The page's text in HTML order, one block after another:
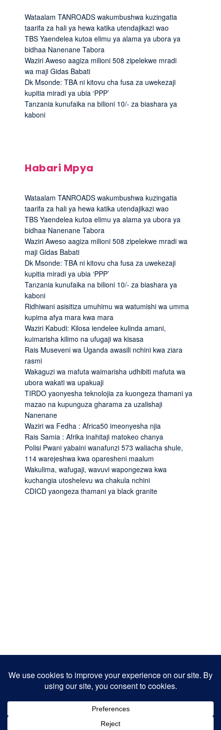
Wataalam TANROADS wakumbushwa kuzingatia
taarifa za hali ya hewa katika utendajikazi wao
TBS Yaendelea kutoa elimu ya alama ya ubora ya
bidhaa Nanenane Tabora
Waziri Aweso aagiza milioni 508 zipelekwe mradi
wa maji Gidas Babati
Dk Msonde: TBA ni kitovu cha fusa za uwekezaji
kupitia miradi ya ubia ‘PPP’
Tanzania kunufaika na bilioni 10/- za biashara ya
kaboni
Habari Mpya
Wataalam TANROADS wakumbushwa kuzingatia
taarifa za hali ya hewa katika utendajikazi wao
TBS Yaendelea kutoa elimu ya alama ya ubora ya
bidhaa Nanenane Tabora
Waziri Aweso aagiza milioni 508 zipelekwe mradi wa
maji Gidas Babati
Dk Msonde: TBA ni kitovu cha fusa za uwekezaji
kupitia miradi ya ubia ‘PPP’
Tanzania kunufaika na bilioni 10/- za biashara ya
kaboni
Ridhiwani asisitiza umuhimu wa watumishi wa umma
kupima afya mara kwa mara
Waziri Kabudi: Kilosa iendelee kulinda amani,
kuimarisha kilimo na ufugaji wa kisasa
Rais Museveni wa Uganda awasili nchini kwa ziara
rasmi
Wakaguzi wa mafuta waimarisha udhibiti mafuta wa
ubora wakati wa upakuaji
TIRDO yaonyesha teknolojia za kuongeza thamani ya
mazao na kupunguza gharama za uzalishaji
Nanenane
Waziri wa Fedha : Africa50 imeonyesha njia
Rais Samia : Afrika inahitaji matokeo chanya
Polisi Pwani yabaini wanafunzi 573 waliacha shule,
114 warejeshwa kwa oparesheni maalum
Wakulima, wafugaji, wavuvi wapongezwa kwa
kuchangia utoshelevu wa chakula nchini
CDICD yaongeza thamani ya black granite